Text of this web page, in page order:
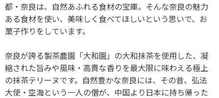
都・奈良は、自然あふれる食材の宝庫。そんな奈良の魅力
ある食材を使い、美味しく食べてほしいという思いで、お
菓子作りをしています。
奈良が誇る製茶農園「大和園」の大和抹茶を使用した、凝
縮された旨みや風味・高貴な香りを最大限に味わえる極上
の抹茶テリーヌです。自然豊かな奈良には、その昔、弘法
大使・空海という一人の僧が、中国より日本に持ち帰った